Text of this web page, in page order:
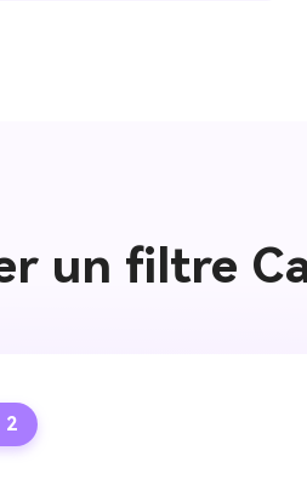
un filtre
2